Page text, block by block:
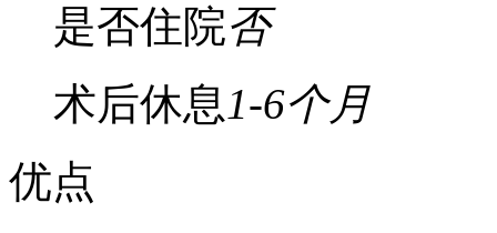
是否住院否
术后休息1-6个月
优点